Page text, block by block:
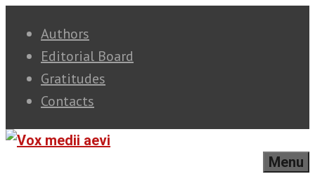
content
Authors
Editorial Board
Gratitudes
Contacts
Menu